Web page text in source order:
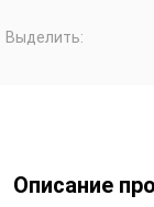
Выделить:
Описание